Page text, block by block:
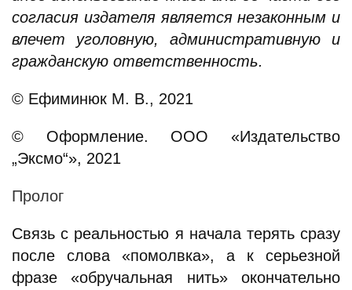
согласия издателя является незаконным и
влечет уголовную, административную и
гражданскую ответственность.
© Ефиминюк М. В., 2021
© Оформление. ООО «Издательство
„Эксмо“», 2021
Пролог
Связь с реальностью я начала терять сразу
после слова «помолвка», а к серьезной
фразе «обручальная нить» окончательно